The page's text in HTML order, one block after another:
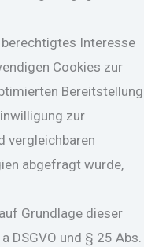
Interesse
Cookies zur
Bereitstellung
zur
vergleichbaren
abgefragt wurde,
Grundlage dieser
DSGVO und § 25 Abs.